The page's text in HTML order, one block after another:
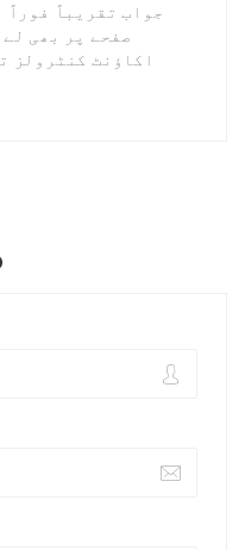
جواب تقریباً فوراً
صفحے پر بھی
اکاؤنٹ کنٹرولز